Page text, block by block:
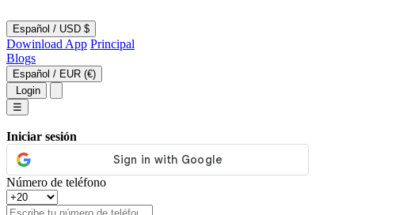
Español / USD $
Dowinload App Principal
Blogs
Español / EUR (€)
Login
☰
Iniciar sesión
Número de teléfono